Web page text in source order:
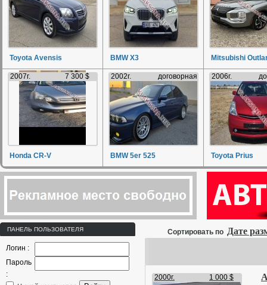
Toyota Avensis BMW X3 Mitsubishi
2007г. 7 300 $
Honda CR-V
2002г. договорная
BMW 5er 525
2006г.
Toyota Prius
ПАНЕЛЬ ПОЛЬЗОВАТЕЛЯ
Логин :
Пароль
:
Сортировать по Дате
2000г. 1 000 $